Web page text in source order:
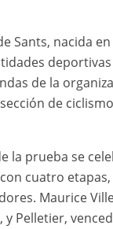
– Vendrell
Sants, nacida
de la
de
la prueba se
cuatro
Maurice
y Pelletier,